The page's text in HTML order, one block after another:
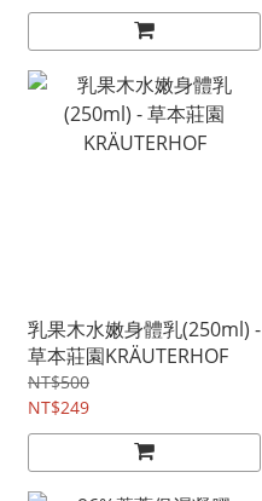
乳果木水嫩身體乳(250ml) -
草本莊園KRÄUTERHOF
NT$500
NT$249